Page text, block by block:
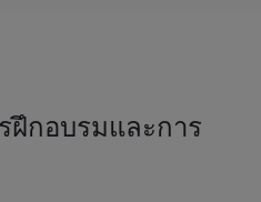
กอบรมและการ